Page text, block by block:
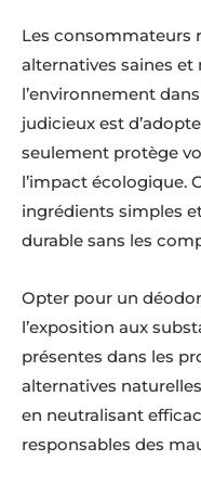
Les consommateurs
alternatives saines et
l’environnement
judicieux est
seulement protège
l’impact écologique.
ingrédients simples
durable sans les
Opter pour un
l’exposition aux
présentes dans les
alternatives
en neutralisant
responsables des